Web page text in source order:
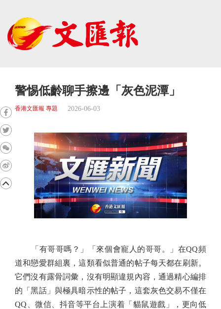
警惕低齡聊手擦邊「灰色泥潭」
香港文匯報 專題 2026-06-03
「有哥哥嗎？」「來個會寵人的哥哥。」在QQ頻
道和戀愛群組裏，這類看似普通的帖子每天都在刷新。
它們沒有露骨詞彙，沒有明顯違規內容，通過精心編排
的「黑話」與極具暗示性的帖子，這套灰色交易不僅在
QQ、微信、抖音等平台上演着「貓鼠遊戲」，更向低